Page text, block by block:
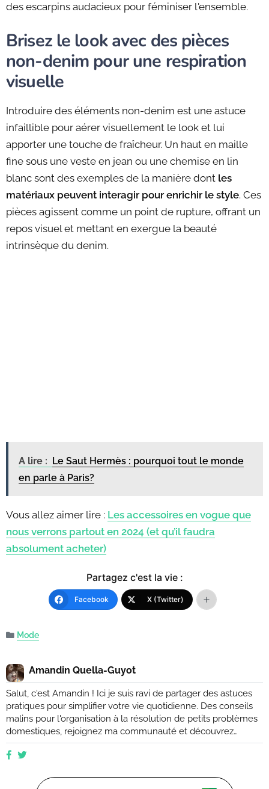
des escarpins audacieux pour féminiser l'ensemble.
Brisez le look avec des pièces
non-denim pour une respiration
visuelle
Introduire des éléments non-denim est une astuce
infaillible pour aérer visuellement le look et lui
apporter une touche de fraîcheur. Un haut en maille
fine sous une veste en jean ou une chemise en lin
blanc sont des exemples de la manière dont les
matériaux peuvent interagir pour enrichir le style. Ces
pièces agissent comme un point de rupture, offrant un
repos visuel et mettant en exergue la beauté
intrinsèque du denim.
A lire :
Le Saut Hermès : pourquoi tout le monde
en parle à Paris?
Vous allez aimer lire : Les accessoires en vogue que
nous verrons partout en 2024 (et qu’il faudra
absolument acheter)
Partagez c'est la vie :
Facebook X (Twitter)
Mode
Amandin Quella-Guyot
Salut, c'est Amandin ! Ici je suis ravi de partager des astuces
pratiques pour simplifier votre vie quotidienne. Des conseils
malins pour l'organisation à la résolution de petits problèmes
domestiques, rejoignez ma communauté et découvrez
comment rendre votre quotidien plus facile et plus efficace.
Que vous soyez novice ou expert, ensemble, nous
tous les jours. (Retrouvez moi aussi sur Ctendance.fr)